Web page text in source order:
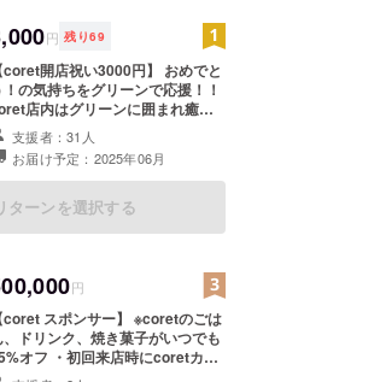
前を備考欄にご記入ください）
載期間：2025年5月31日から8月
日
円 残り69
coret開店祝い3000円】 おめでと
！の気持ちをグリーンで応援！！
店内はグリーンに囲まれ癒さ
る空間にするために、観葉植物を
量購入します。 ※ご支援額からク
ドファンディン手数料を除いて
べてcoret店内の観葉植物購入費
てさせていただきます。 ※感謝
。（ニックネームをご希望の方
、支援時に掲示可能なお名前を備
欄にご記入ください） 掲載期間：
年5月31日から8月31日
支援者：31人
お届け予定：2025年06月
ターンを選択する
円
coret スポンサー】 ※coretのごは
、ドリンク、焼き菓子がいつでも
オフ ・初回来店時にcoretカー
をお渡しします。 ・coret店舗で